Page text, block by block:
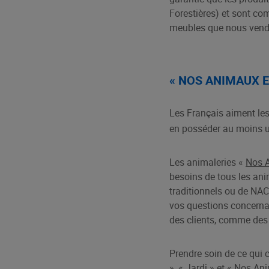
Forestières) et sont
meubles que nous
« NOS ANIMAUX
Les Français aiment
en posséder au moins
Les animaleries « Nos
besoins de tous les
traditionnels ou de
vos questions
des clients, comme
Prendre soin de ce qui